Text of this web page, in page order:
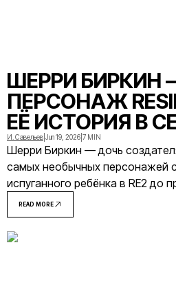
ШЕРРИ БИРКИН
ПЕРСОНАЖ
ЕЁ ИСТОРИЯ В
И. Савельев Jun 19, 2026 7 MIN
Шерри Биркин — дочь
самых необычных персонажей
испуганного ребёнка в RE2 до
агента в RE6 — её история
пятнадцати лет вымышленной
READ MORE